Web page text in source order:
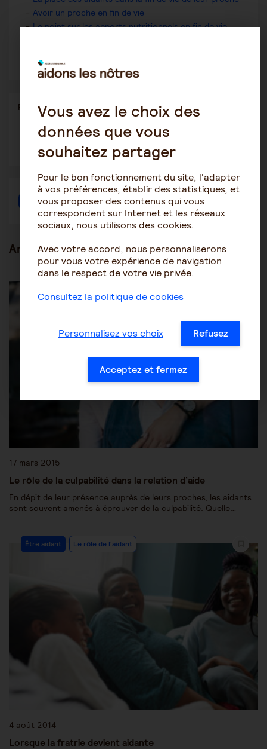
Avoir un proche en fin de vie
Le point sur les apports nutritionnels en fin de vie
Partager l'articlePartager
ce
contenu
Ouvrir
dans
une
fenêtre
Ouvrir
dans
une
fenêtre
Ouvrir
dans
une
fenêtre
Créer une discussion à propos de l'article
Articles en lien
17 mars 2015
Le rôle de la culpabilité dans la relation d’aide
En dépit de leur présence auprès de leurs proches, les aidants
sont souvent amenés à éprouver de la culpabilité. Quelle…
Être aidant Le rôle de l'aidant
4 août 2014
Lorsque la fratrie devient aidante
Vous avez le choix des
données que vous
souhaitez partager
Pour le bon fonctionnement du site, l'adapter
à vos préférences, établir des statistiques, et
vous proposer des contenus qui vous
correspondent sur Internet et les réseaux
sociaux, nous utilisons des cookies.
Avec votre accord, nous personnaliserons
pour vous votre expérience de navigation
dans le respect de votre vie privée.
Consultez la politique de cookies
Personnalisez vos choix Refusez
Acceptez et fermez